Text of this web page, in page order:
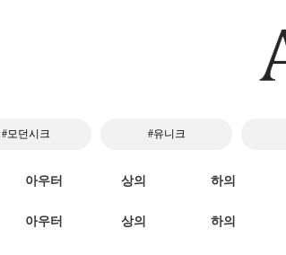
#모던시크 #유니크
아우터 상의 하의
아우터 상의 하의